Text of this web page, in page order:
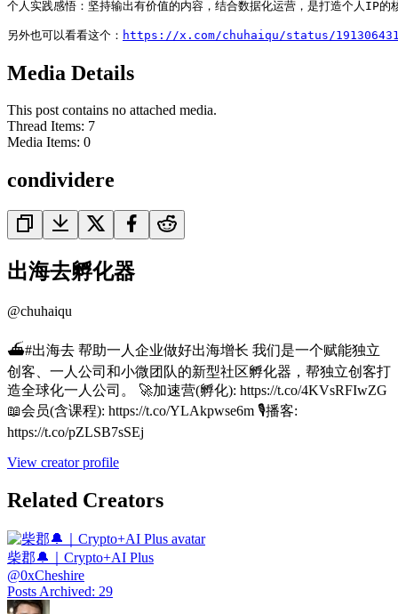
个人实践感悟：坚持输出有价值的内容，结合数据化运营，是打造个人IP
另外也可以看看这个： https://x.com/chuhaiqu/status/
Media Details
This post contains no attached media.
Thread Items: 7
Media Items: 0
condividere
出海去孵化器
@chuhaiqu
⛴️#出海去 帮助一人企业做好出海增长 我们是一个赋能独立
创客、一人公司和小微团队的新型社区孵化器，帮独立创客打
造全球化一人公司。 🚀加速营(孵化): https://t.co/4KVsRFIwZG
📖会员(含课程): https://t.co/YLAkpwse6m 🎙️播客:
https://t.co/pZLSB7sSEj
View creator profile
Related Creators
柴郡🔔｜Crypto+AI Plus
@0xCheshire
Posts Archived: 29